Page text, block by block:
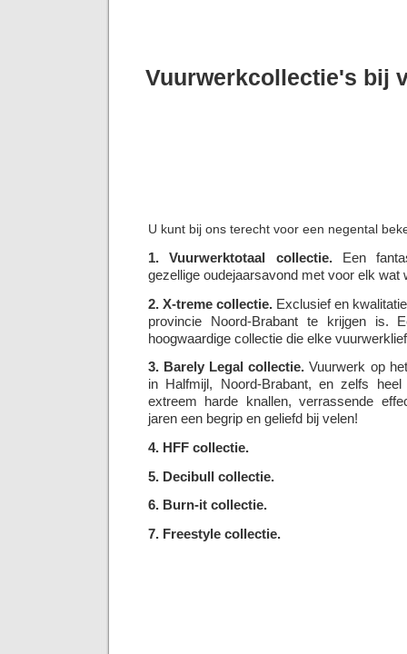
Vuurwerkcollectie's bij
U kunt bij ons terecht voor een negental
1. Vuurwerktotaal collectie.Een
gezellige oudejaarsavond met voor elk wat
2. X-treme collectie. Exclusief en
provincie Noord-Brabant te krijgen is.
hoogwaardige collectie die elke
3. Barely Legal collectie. Vuurwerk op
in Halfmijl, Noord-Brabant, en zelfs
extreem harde knallen, verrassende
jaren een begrip en geliefd bij velen!
4. HFF collectie.
5. Decibull collectie.
6. Burn-it collectie.
7. Freestyle collectie.